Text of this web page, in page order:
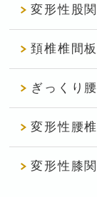
変形性股
頚椎椎間
ぎっくり腰
変形性腰
変形性膝